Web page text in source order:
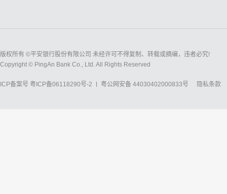
版权所有 ©平安银行股份有限公司 未经许可不得复制、转载或摘编，违者必究!
Copyright © PingAn Bank Co., Ltd. All Rights Reserved
ICP备案号 粤ICP备06118290号-2 粤公网安备 44030402000833号 隐私条款